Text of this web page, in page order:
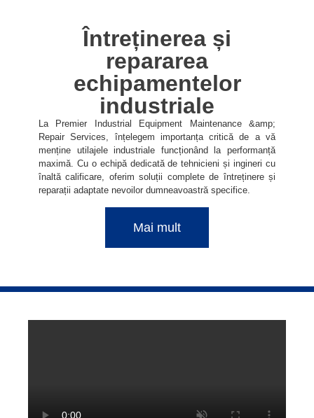
Întreținerea și
repararea
echipamentelor
industriale
La Premier Industrial Equipment Maintenance &amp;
Repair Services, înțelegem importanța critică de a vă
menține utilajele industriale funcționând la performanță
maximă. Cu o echipă dedicată de tehnicieni și ingineri cu
înaltă calificare, oferim soluții complete de întreținere și
reparații adaptate nevoilor dumneavoastră specifice.
Mai mult